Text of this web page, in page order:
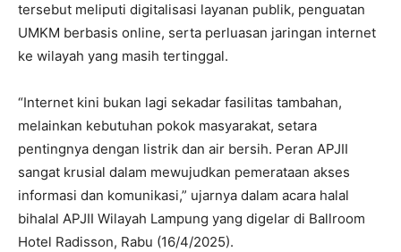
tersebut meliputi digitalisasi layanan publik, penguatan
UMKM berbasis online, serta perluasan jaringan internet
ke wilayah yang masih tertinggal.
“Internet kini bukan lagi sekadar fasilitas tambahan,
melainkan kebutuhan pokok masyarakat, setara
pentingnya dengan listrik dan air bersih. Peran APJII
sangat krusial dalam mewujudkan pemerataan akses
informasi dan komunikasi,” ujarnya dalam acara halal
bihalal APJII Wilayah Lampung yang digelar di Ballroom
Hotel Radisson, Rabu (16/4/2025).